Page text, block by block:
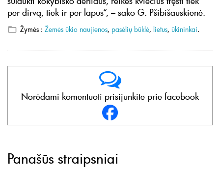
per dirvą, tiek ir per lapus“, – sako G. Pšibišauskienė.
Žymės : Žemės ūkio naujienos, pasėlių būklė, lietus, ūkininkai.
Norėdami komentuoti prisijunkite prie facebook
Panašūs straipsniai